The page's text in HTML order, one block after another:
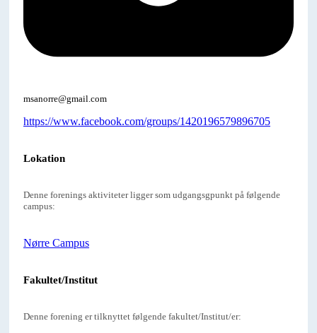
msanorre@gmail.com
https://www.facebook.com/groups/1420196579896705
Lokation
Denne forenings aktiviteter ligger som udgangsgpunkt på følgende
campus:
Nørre Campus
Fakultet/Institut
Denne forening er tilknyttet følgende fakultet/Institut/er: